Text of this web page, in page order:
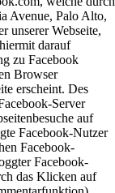
Avenue, Palo Alto,
unserer Webseite,
darauf
zu Facebook
Browser
erscheint. Des
Server
auf
Facebook-Nutzer
Facebook-
Facebook-
das Klicken auf